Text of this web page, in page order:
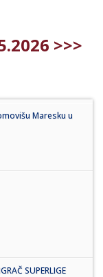
>>>
Maresku u
SUPERLIGE